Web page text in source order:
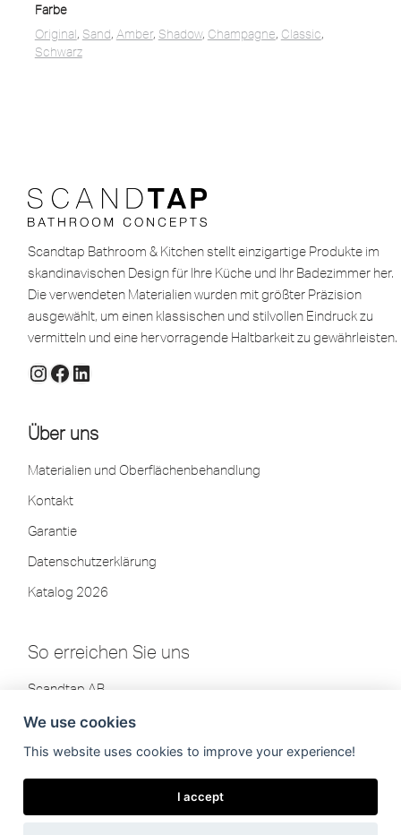
Farbe
Original, Sand, Amber, Shadow, Champagne, Classic,
Schwarz
Scandtap Bathroom & Kitchen stellt einzigartige Produkte im
skandinavischen Design für Ihre Küche und Ihr Badezimmer her.
Die verwendeten Materialien wurden mit größter Präzision
ausgewählt, um einen klassischen und stilvollen Eindruck zu
vermitteln und eine hervorragende Haltbarkeit zu gewährleisten.
Über uns
Materialien und Oberflächenbehandlung
Kontakt
Garantie
Datenschutzerklärung
Katalog 2026
So erreichen Sie uns
Scandtap AB
302 41 Halmstad, Schweden
Tel: +46 35-260 75 80
info[at]scandtap.com
Werktage:08:00–16:30
We use cookies
This website uses cookies to improve your experience!
I accept